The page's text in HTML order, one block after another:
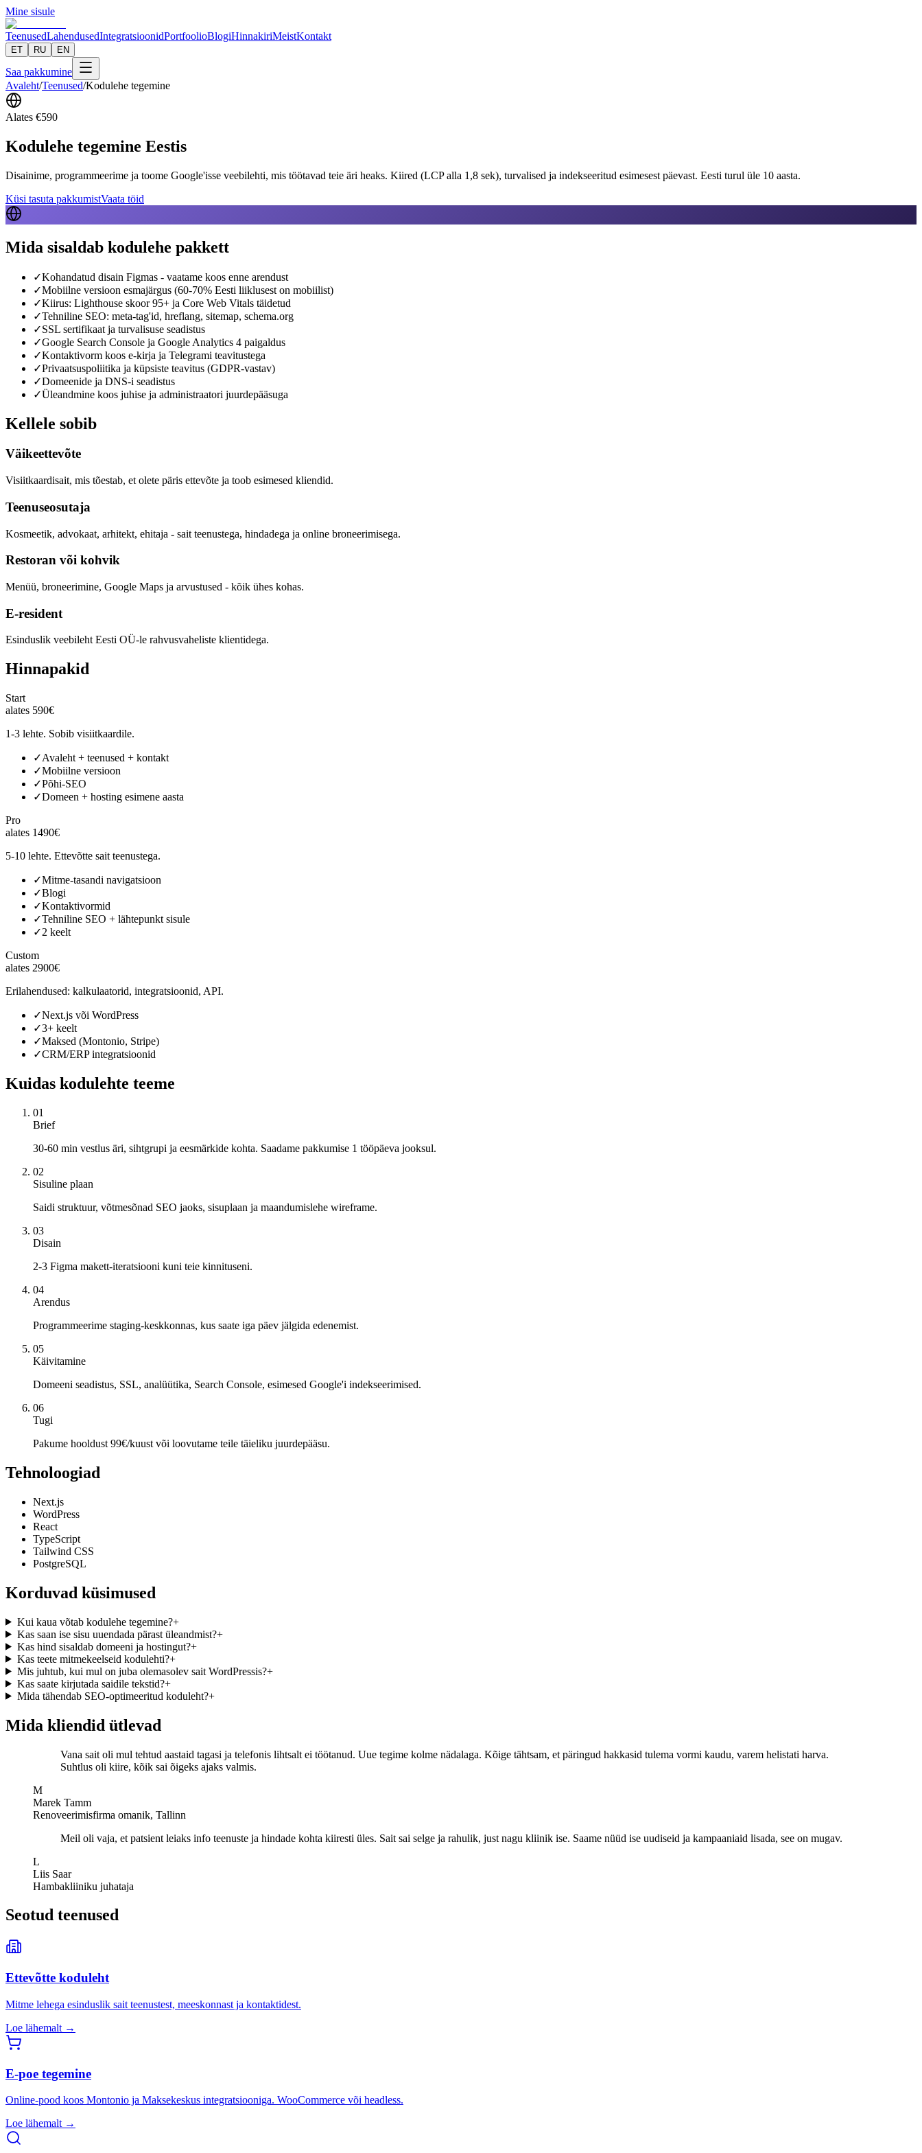
Mine sisule
TeenusedLahendusedIntegratsioonidPortfoolioBlogiHinnakiriMeistKontakt
ET RU EN
Saa pakkumine
Avaleht/Teenused/Kodulehe tegemine
Alates €590
Kodulehe tegemine Eestis
Disainime, programmeerime ja toome Google'isse veebilehti, mis töötavad teie äri heaks. Kiired (LCP alla 1,8 sek), turvalised ja indekseeritud esimesest päevast. Eesti turul üle 10 aasta.
Küsi tasuta pakkumistVaata töid
Mida sisaldab kodulehe pakkett
✓Kohandatud disain Figmas - vaatame koos enne arendust
✓Mobiilne versioon esmajärgus (60-70% Eesti liiklusest on mobiilist)
✓Kiirus: Lighthouse skoor 95+ ja Core Web Vitals täidetud
✓Tehniline SEO: meta-tag'id, hreflang, sitemap, schema.org
✓SSL sertifikaat ja turvalisuse seadistus
✓Google Search Console ja Google Analytics 4 paigaldus
✓Kontaktivorm koos e-kirja ja Telegrami teavitustega
✓Privaatsuspoliitika ja küpsiste teavitus (GDPR-vastav)
✓Domeenide ja DNS-i seadistus
✓Üleandmine koos juhise ja administraatori juurdepääsuga
Kellele sobib
Väikeettevõte
Visiitkaardisait, mis tõestab, et olete päris ettevõte ja toob esimesed kliendid.
Teenuseosutaja
Kosmeetik, advokaat, arhitekt, ehitaja - sait teenustega, hindadega ja online broneerimisega.
Restoran või kohvik
Menüü, broneerimine, Google Maps ja arvustused - kõik ühes kohas.
E-resident
Esinduslik veebileht Eesti OÜ-le rahvusvaheliste klientidega.
Hinnapakid
Start
alates 590€
1-3 lehte. Sobib visiitkaardile.
✓Avaleht + teenused + kontakt
✓Mobiilne versioon
✓Põhi-SEO
✓Domeen + hosting esimene aasta
Pro
alates 1490€
5-10 lehte. Ettevõtte sait teenustega.
✓Mitme-tasandi navigatsioon
✓Blogi
✓Kontaktivormid
✓Tehniline SEO + lähtepunkt sisule
✓2 keelt
Custom
alates 2900€
Erilahendused: kalkulaatorid, integratsioonid, API.
✓Next.js või WordPress
✓3+ keelt
✓Maksed (Montonio, Stripe)
✓CRM/ERP integratsioonid
Kuidas kodulehte teeme
01
Brief
30-60 min vestlus äri, sihtgrupi ja eesmärkide kohta. Saadame pakkumise 1 tööpäeva jooksul.
02
Sisuline plaan
Saidi struktuur, võtmesõnad SEO jaoks, sisuplaan ja maandumislehe wireframe.
03
Disain
2-3 Figma makett-iteratsiooni kuni teie kinnituseni.
04
Arendus
Programmeerime staging-keskkonnas, kus saate iga päev jälgida edenemist.
05
Käivitamine
Domeeni seadistus, SSL, analüütika, Search Console, esimesed Google'i indekseerimised.
06
Tugi
Pakume hooldust 99€/kuust või loovutame teile täieliku juurdepääsu.
Tehnoloogiad
Next.js
WordPress
React
TypeScript
Tailwind CSS
PostgreSQL
Korduvad küsimused
Kui kaua võtab kodulehe tegemine?+
Kas saan ise sisu uuendada pärast üleandmist?+
Kas hind sisaldab domeeni ja hostingut?+
Kas teete mitmekeelseid kodulehti?+
Mis juhtub, kui mul on juba olemasolev sait WordPressis?+
Kas saate kirjutada saidile tekstid?+
Mida tähendab SEO-optimeeritud koduleht?+
Mida kliendid ütlevad
Vana sait oli mul tehtud aastaid tagasi ja telefonis lihtsalt ei töötanud. Uue tegime kolme nädalaga. Kõige tähtsam, et päringud hakkasid tulema vormi kaudu, varem helistati harva.
Suhtlus oli kiire, kõik sai õigeks ajaks valmis.
M
Marek Tamm
Renoveerimisfirma omanik, Tallinn
Meil oli vaja, et patsient leiaks info teenuste ja hindade kohta kiiresti üles. Sait sai selge ja rahulik, just nagu kliinik ise. Saame nüüd ise uudiseid ja kampaaniaid lisada, see on mugav.
L
Liis Saar
Hambakliiniku juhataja
Seotud teenused
Ettevõtte koduleht
Mitme lehega esinduslik sait teenustest, meeskonnast ja kontaktidest.
Loe lähemalt →
E-poe tegemine
Online-pood koos Montonio ja Maksekeskus integratsiooniga. WooCommerce või headless.
Loe lähemalt →